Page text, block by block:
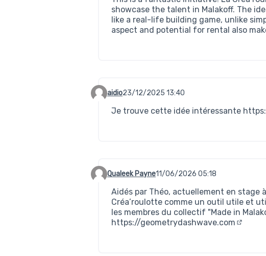
showcase the talent in Malakoff. The
like a real-life building game, unlike
aspect and potential for rental also
Commentaire 759
aidio23/12/2025 13:40
Je trouve cette idée intéressante
Commentaire 975
Qualeek Payne11/06/2026 05:18
Aidés par Théo, actuellement en stage
Créa’roulotte comme un outil utile et
les membres du collectif "Made in
https://geometrydashwave.com